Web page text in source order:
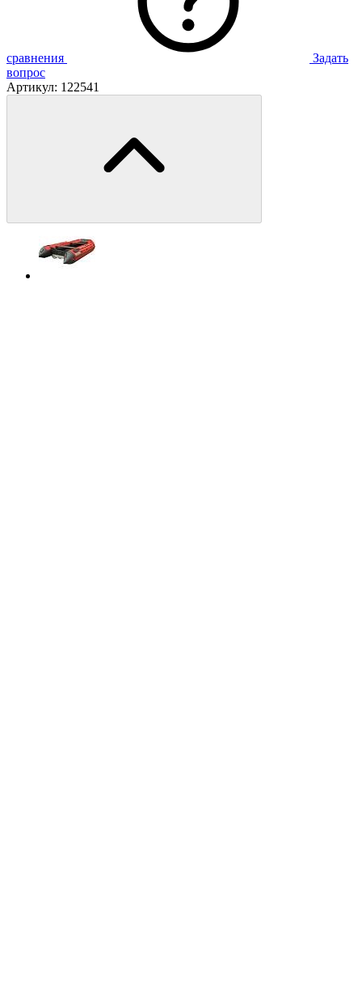
сравнения
Задать
вопрос
Артикул: 122541